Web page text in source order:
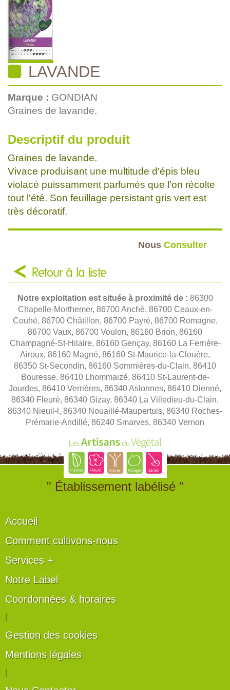
LAVANDE
Marque : GONDIAN
Graines de lavande.
Descriptif du produit
Graines de lavande.
Vivace produisant une multitude d'épis bleu
violacé puissamment parfumés que l'on récolte
tout l'été. Son feuillage persistant gris vert est
très décoratif.
Nous Consulter
Retour à la liste
Notre exploitation est située à proximité de : 86300
Chapelle-Morthemer, 86700 Anché, 86700 Ceaux-en-
Couhé, 86700 Châtillon, 86700 Payré, 86700 Romagne,
86700 Vaux, 86700 Voulon, 86160 Brion, 86160
Champagné-St-Hilaire, 86160 Gençay, 86160 La Ferrière-
Airoux, 86160 Magné, 86160 St-Maurice-la-Clouère,
86350 St-Secondin, 86160 Sommières-du-Clain, 86410
Bouresse, 86410 Lhommaizé, 86410 St-Laurent-de-
Jourdes, 86410 Verrières, 86340 Aslonnes, 86410 Dienné,
86340 Fleuré, 86340 Gizay, 86340 La Villedieu-du-Clain,
86340 Nieuil-l, 86340 Nouaillé-Maupertuis, 86340 Roches-
Prémarie-Andillé, 86240 Smarves, 86340 Vernon
" Établissement labélisé "
Accueil
Comment cultivons-nous
Services +
Notre Label
Coordonnées & horaires
Gestion des cookies
Mentions légales